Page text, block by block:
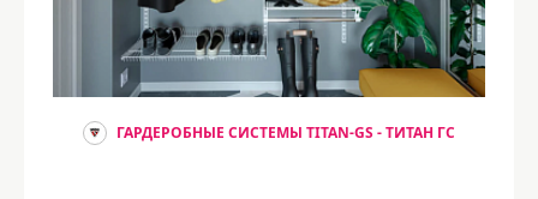
ГАРДЕРОБНЫЕ СИСТЕМЫ TITAN-GS - ТИТАН ГС